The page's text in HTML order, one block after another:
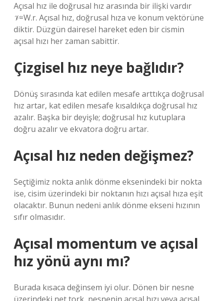
Açısal hız ile doğrusal hız arasında bir ilişki vardır
𝒱=W.r. Açısal hız, doğrusal hıza ve konum vektörüne
diktir. Düzgün dairesel hareket eden bir cismin
açısal hızı her zaman sabittir.
Çizgisel hız neye bağlıdır?
Dönüş sırasında kat edilen mesafe arttıkça doğrusal
hız artar, kat edilen mesafe kısaldıkça doğrusal hız
azalır. Başka bir deyişle; doğrusal hız kutuplara
doğru azalır ve ekvatora doğru artar.
Açısal hız neden değişmez?
Seçtiğimiz nokta anlık dönme eksenindeki bir nokta
ise, cisim üzerindeki bir noktanın hızı açısal hıza eşit
olacaktır. Bunun nedeni anlık dönme ekseni hızının
sıfır olmasıdır.
Açısal momentum ve açısal
hız yönü aynı mı?
Burada kısaca değinsem iyi olur. Dönen bir nesne